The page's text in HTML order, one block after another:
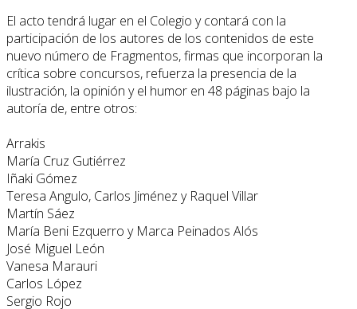
El acto tendrá lugar en el Colegio y contará con la
participación de los autores de los contenidos de este
nuevo número de Fragmentos, firmas que incorporan la
crítica sobre concursos, refuerza la presencia de la
ilustración, la opinión y el humor en 48 páginas bajo la
autoría de, entre otros:
Arrakis
María Cruz Gutiérrez
Iñaki Gómez
Teresa Angulo, Carlos Jiménez y Raquel Villar
Martín Sáez
María Beni Ezquerro y Marca Peinados Alós
José Miguel León
Vanesa Marauri
Carlos López
Sergio Rojo